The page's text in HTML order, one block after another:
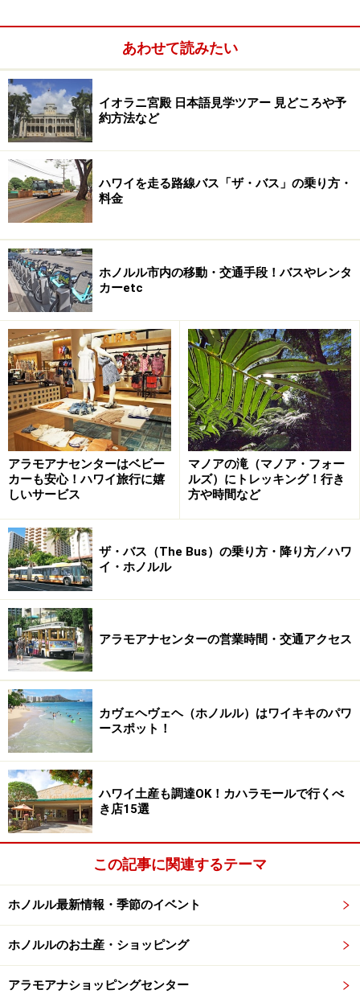
ル一杯からも実感できるはず。
さわやかな風が通り抜けるロビー脇のゲートハウス
また、賑やかなワイキキにありながら、エントランスに
一歩足を踏み入れると、その喧騒が嘘のように静か。館
内には華美な装飾はなく、それでいて上質で上品で開放
的。低～中層の5棟の建物は広すぎず、それがスタッフ
との距離を縮めているようです。
中庭に面して配された「ゲートハウス」「リビングルー
ム」と呼ばれる2つのラウンジは、いわばゲストのため
のリビング。ゆったりとしたソファと美しい生花のアレ
ンジが置かれ、まるで邸宅に招かれているような居心地
の良さなのです。
ハレクラニのシンボル、オーキッドプール
落ち着いた雰囲気のプールエリア。日当たりが良く、クッシ
ハレクラニと聞いて思い浮かべるのは、あの優雅なオー
キッドのプールでしょう。大輪のオーキッド（蘭）は、
120万個のモザイクタイルで描かれたもの。プールのサ
イズとしては決して大きくはありませんが、目の前はワ
イキキビーチ、ふと目をやれば、ダイヤモンドヘッドが
あわせて読みたい
イオラニ宮殿 日本語見学ツアー 見どころや予
約方法など
ハワイを走る路線バス「ザ・バス」の乗り方・
料金
ホノルル市内の移動・交通手段！バスやレンタ
カーetc
アラモアナセンターはベビー
カーも安心！ハワイ旅行に嬉
しいサービス
マノアの滝（マノア・フォー
ルズ）にトレッキング！行き
方や時間など
ザ・バス（The Bus）の乗り方・降り方／ハワ
イ・ホノルル
アラモアナセンターの営業時間・交通アクセス
カヴェヘヴェヘ（ホノルル）はワイキキのパワ
ースポット！
ハワイ土産も調達OK！カハラモールで行くべ
き店15選
この記事に関連するテーマ
ホノルル最新情報・季節のイベント
ホノルルのお土産・ショッピング
アラモアナショッピングセンター